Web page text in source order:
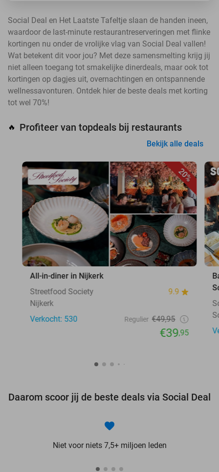
Social Deal en Het Laatste Tafeltje slaan de handen ineen,
waardoor de last-minute restaurantreserveringen met flinke
kortingen nu onder de vrolijke vlag van Social Deal vallen!
Wat betekent dit voor jou? Met deze samensmelting krijg jij
niet alleen toegang tot smakelijke dinerdeals, maar ook tot
kortingen op dagjes uit, overnachtingen en ontspannende
wellnessavonturen. Ontdek hier de beste deals met korting
tot wel 70%!
🔥 Profiteer van topdeals bij restaurants
Bekijk alle deals
20%
All-in-diner in Nijkerk
Streetfood Society
9.9
Nijkerk
Verkocht: 530
Regulier €49,95
€39,95
Daarom scoor jij de beste deals via Social Deal
Niet voor niets 7,5+ miljoen leden